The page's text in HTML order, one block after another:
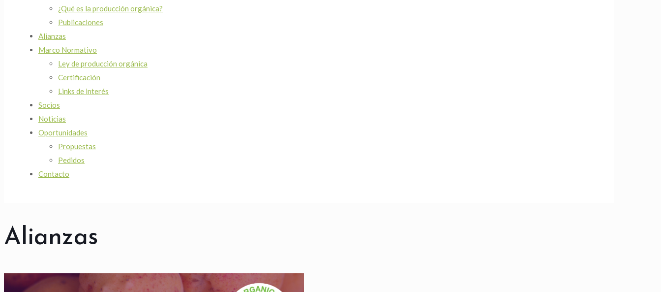
¿Qué es la producción orgánica?
Publicaciones
Alianzas
Marco Normativo
Ley de producción orgánica
Certificación
Links de interés
Socios
Noticias
Oportunidades
Propuestas
Pedidos
Contacto
Alianzas